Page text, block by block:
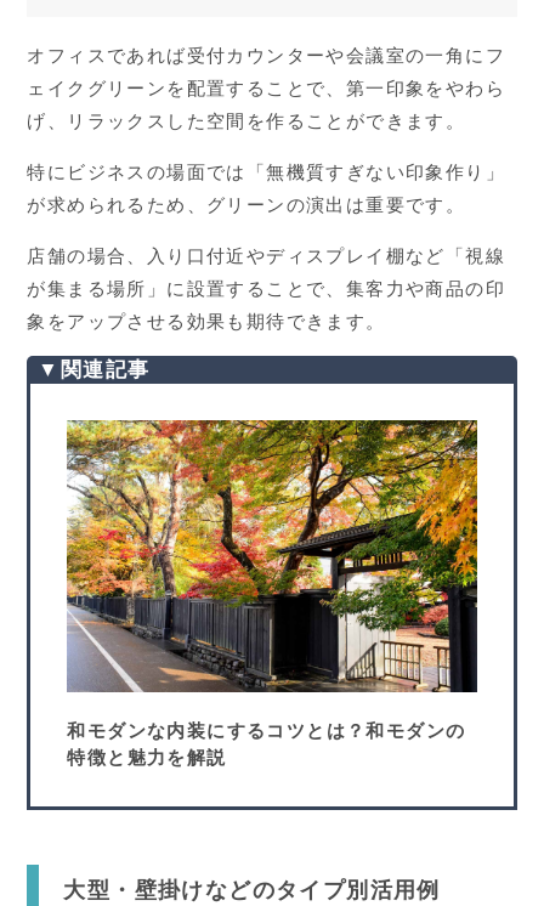
オフィスであれば受付カウンターや会議室の一角にフ
ェイクグリーンを配置することで、第一印象をやわら
げ、リラックスした空間を作ることができます。
特にビジネスの場面では「無機質すぎない印象作り」
が求められるため、グリーンの演出は重要です。
店舗の場合、入り口付近やディスプレイ棚など「視線
が集まる場所」に設置することで、集客力や商品の印
象をアップさせる効果も期待できます。
▼関連記事
和モダンな内装にするコツとは？和モダンの
特徴と魅力を解説
大型・壁掛けなどのタイプ別活用例